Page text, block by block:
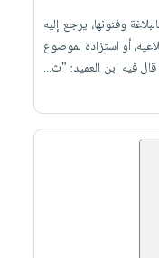
وفنونها، يرجع إليه
أو استزادة لموضوع
فيه ابن العميد: "ث...